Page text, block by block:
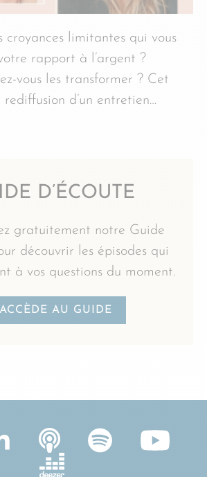
croyances limitantes qui vous
rapport à l’argent ?
vous les transformer ? Cet
rediffusion d’un entretien…
D’ÉCOUTE
gratuitement notre Guide
découvrir les épisodes qui
à vos questions du moment.
AU GUIDE